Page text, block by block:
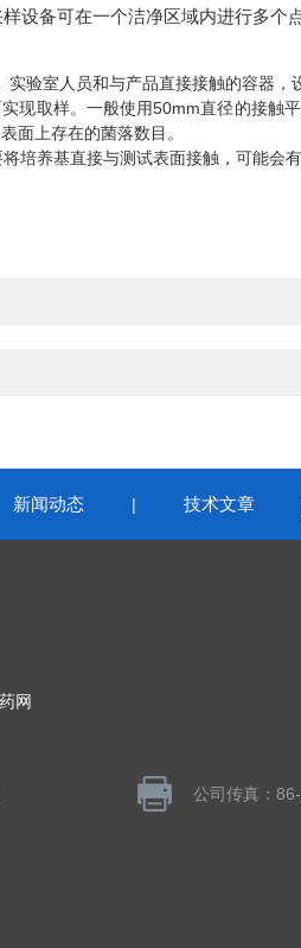
设备可在一个洁净区域内进行多个
验室人员和与产品直接接触的容器，
现取样。一般使用50mm直径的接
面上存在的菌落数目。
养基直接与测试表面接触，可能会
新闻动态 | 技术文章
网
公司传真：